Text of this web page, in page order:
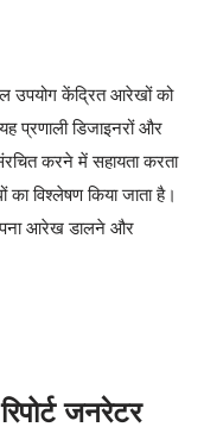
उपयोग केंद्रित आरेखों को
प्रणाली डिजाइनरों और
करने में सहायता करता
विश्लेषण किया जाता है।
आरेख डालने और
जनरेटर